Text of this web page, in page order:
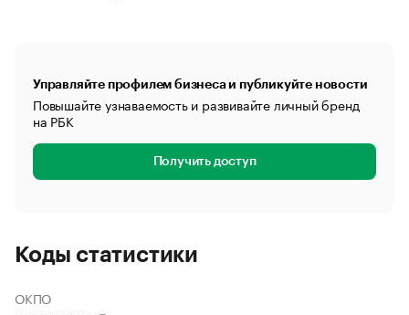
Управляйте профилем бизнеса и публикуйте новости
Повышайте узнаваемость и развивайте личный бренд
на РБК
Получить доступ
Коды статистики
ОКПО